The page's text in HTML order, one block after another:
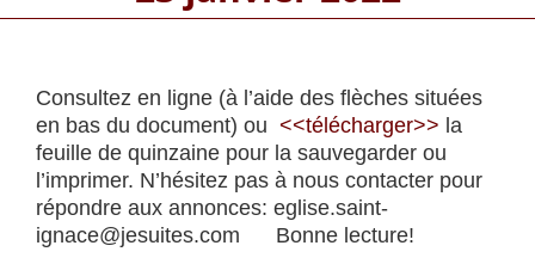
Consultez en ligne (à l’aide des flèches situées
en bas du document) ou <<télécharger>> la
feuille de quinzaine pour la sauvegarder ou
l’imprimer. N’hésitez pas à nous contacter pour
répondre aux annonces: eglise.saint-
ignace@jesuites.com Bonne lecture!